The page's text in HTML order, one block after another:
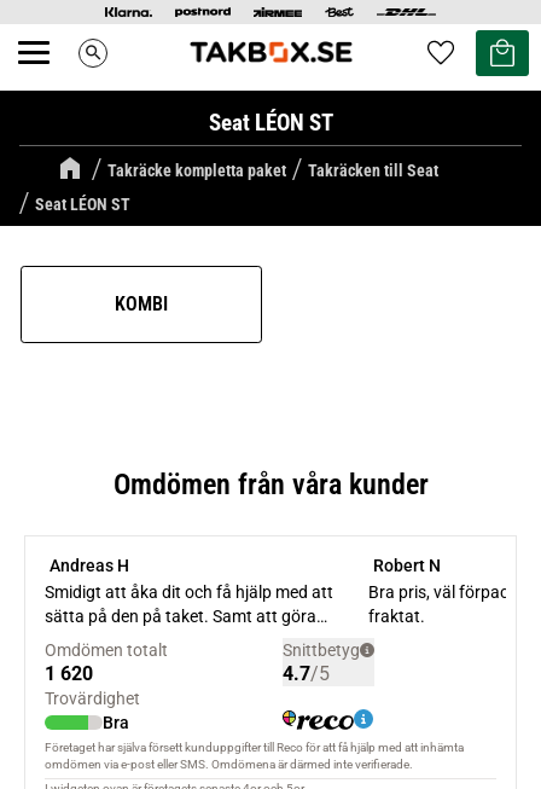
Meny search Favoriter
Kundvagn
Seat LÉON ST
Takräcke kompletta paket
Takräcken till Seat
Seat LÉON ST
KOMBI